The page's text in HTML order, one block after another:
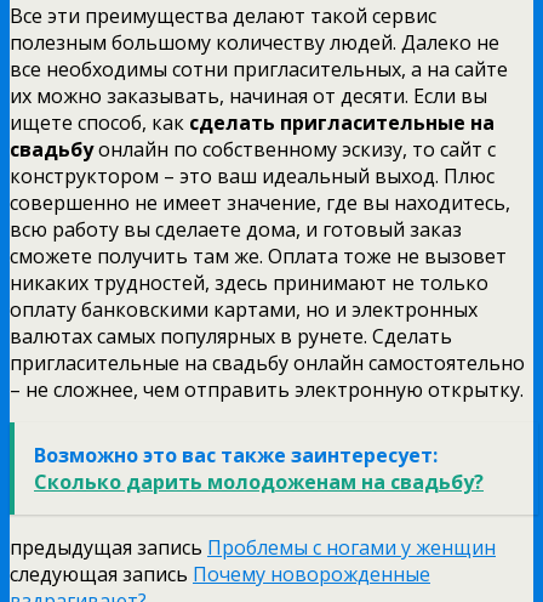
Все эти преимущества делают такой сервис
полезным большому количеству людей. Далеко не
все необходимы сотни пригласительных, а на сайте
их можно заказывать, начиная от десяти. Если вы
ищете способ, как сделать пригласительные на
свадьбуонлайн по собственному эскизу, то сайт с
конструктором – это ваш идеальный выход. Плюс
совершенно не имеет значение, где вы находитесь,
всю работу вы сделаете дома, и готовый заказ
сможете получить там же. Оплата тоже не вызовет
никаких трудностей, здесь принимают не только
оплату банковскими картами, но и электронных
валютах самых популярных в рунете. Сделать
пригласительные на свадьбу онлайн самостоятельно
– не сложнее, чем отправить электронную открытку.
Возможно это вас также заинтересует:
Сколько дарить молодоженам на свадьбу?
предыдущая запись Проблемы с ногами у женщин
следующая запись Почему новорожденные